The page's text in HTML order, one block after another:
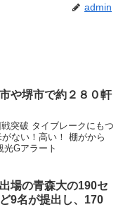
admin
や堺市で約２８０軒
突破 タイブレークにもつ
ない！高い！ 棚がから
Gアラート
場の青森大の190セ
9名が提出し、170